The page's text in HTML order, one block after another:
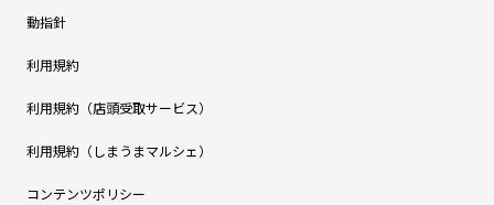
動指針
利用規約
利用規約（店頭受取サービス）
利用規約（しまうまマルシェ）
コンテンツポリシー